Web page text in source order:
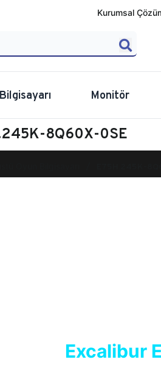
Kurumsal
Monitör
8Q60X-0SE
Excalibur